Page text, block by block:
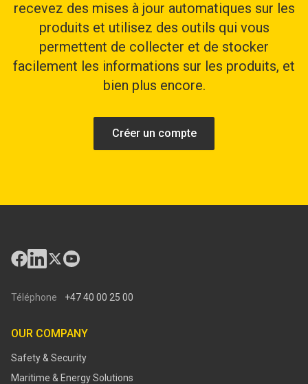
recevez des mises à jour automatiques sur les
produits et utilisez des outils qui vous
permettent de collecter et de stocker
facilement les informations sur les produits, et
bien plus encore.
Créer un compte
Téléphone +47 40 00 25 00
OUR COMPANY
Safety & Security
Maritime & Energy Solutions